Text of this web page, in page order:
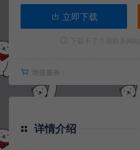
立即下载
增值服务：
详情介绍